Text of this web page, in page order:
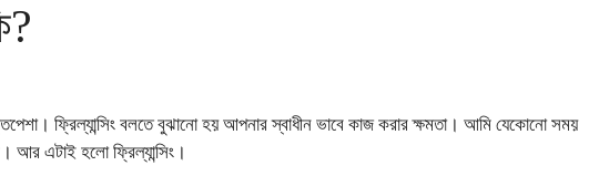
ফ্রিল্যান্সিং বলতে বুঝানো হয় আপনার স্বাধীন ভাবে কাজ করার ক্ষমতা। আমি যেকোনো সময়
আর এটাই হলো ফ্রিল্যান্সিং।